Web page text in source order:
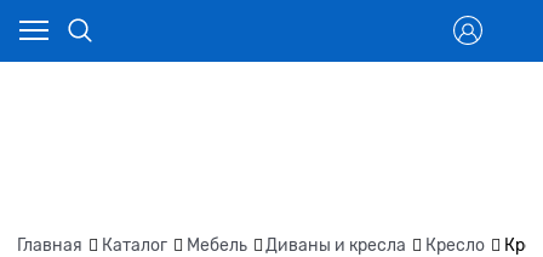
Главная Каталог Мебель Диваны и кресла Кресло